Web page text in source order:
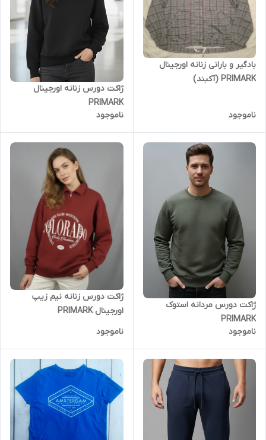
بادگیر و بارانی زنانه اورجینال
PRIMARK (آکبند)
ناموجود
ژاکت دورس زنانه اورجینال
PRIMARK
ناموجود
ژاکت دورس مردانه استوک
PRIMARK
ناموجود
ژاکت دورس زنانه نیم زیپ
اورجینال PRIMARK
ناموجود